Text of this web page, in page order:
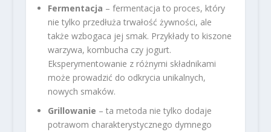
Fermentacja – fermentacja to proces, który
nie tylko przedłuża trwałość żywności, ale
także wzbogaca jej smak. Przykłady to kiszone
warzywa, kombucha czy jogurt.
Eksperymentowanie z różnymi składnikami
może prowadzić do odkrycia unikalnych,
nowych smaków.
Grillowanie – ta metoda nie tylko dodaje
potrawom charakterystycznego dymnego